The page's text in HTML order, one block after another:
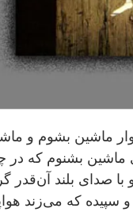
ماشین بشوم و
ماشین بشنوم که در
صدای بلند آن‌قدر
سپیده که می‌زند